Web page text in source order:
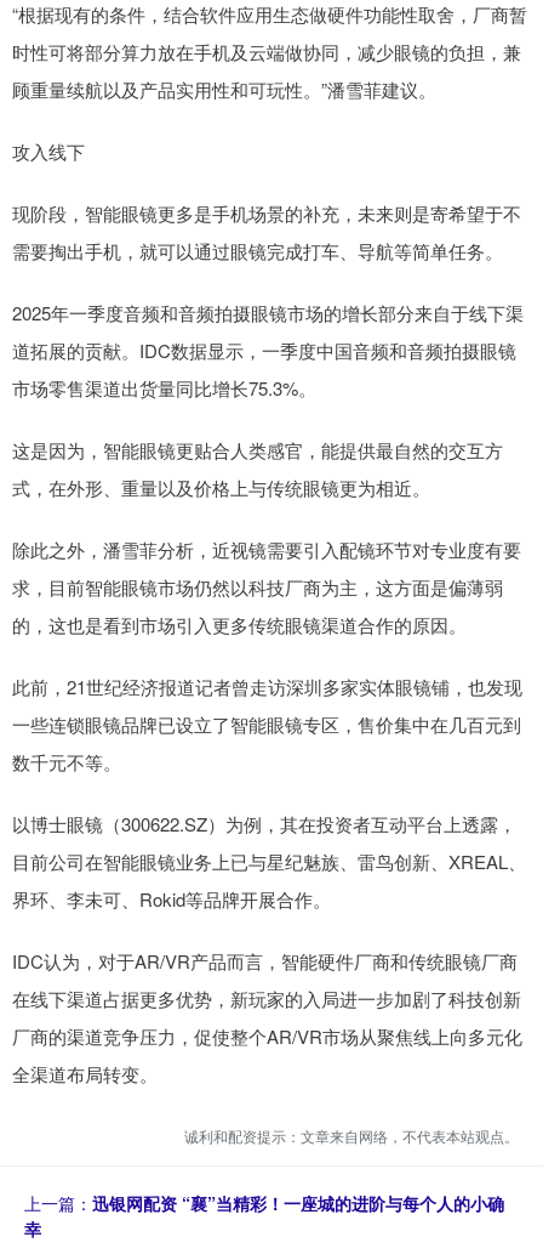
“根据现有的条件，结合软件应用生态做硬件功能性取舍，厂商暂
时性可将部分算力放在手机及云端做协同，减少眼镜的负担，兼
顾重量续航以及产品实用性和可玩性。”潘雪菲建议。
攻入线下
现阶段，智能眼镜更多是手机场景的补充，未来则是寄希望于不
需要掏出手机，就可以通过眼镜完成打车、导航等简单任务。
2025年一季度音频和音频拍摄眼镜市场的增长部分来自于线下渠
道拓展的贡献。IDC数据显示，一季度中国音频和音频拍摄眼镜
市场零售渠道出货量同比增长75.3%。
这是因为，智能眼镜更贴合人类感官，能提供最自然的交互方
式，在外形、重量以及价格上与传统眼镜更为相近。
除此之外，潘雪菲分析，近视镜需要引入配镜环节对专业度有要
求，目前智能眼镜市场仍然以科技厂商为主，这方面是偏薄弱
的，这也是看到市场引入更多传统眼镜渠道合作的原因。
此前，21世纪经济报道记者曾走访深圳多家实体眼镜铺，也发现
一些连锁眼镜品牌已设立了智能眼镜专区，售价集中在几百元到
数千元不等。
以博士眼镜（300622.SZ）为例，其在投资者互动平台上透露，
目前公司在智能眼镜业务上已与星纪魅族、雷鸟创新、XREAL、
界环、李未可、Rokid等品牌开展合作。
IDC认为，对于AR/VR产品而言，智能硬件厂商和传统眼镜厂商
在线下渠道占据更多优势，新玩家的入局进一步加剧了科技创新
厂商的渠道竞争压力，促使整个AR/VR市场从聚焦线上向多元化
全渠道布局转变。
诚利和配资提示：文章来自网络，不代表本站观点。
上一篇： 迅银网配资 “襄”当精彩！一座城的进阶与每个人的小确
幸